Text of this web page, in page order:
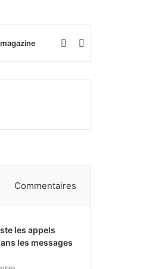
skin
Rechercher
Commentaires
les appels
les messages